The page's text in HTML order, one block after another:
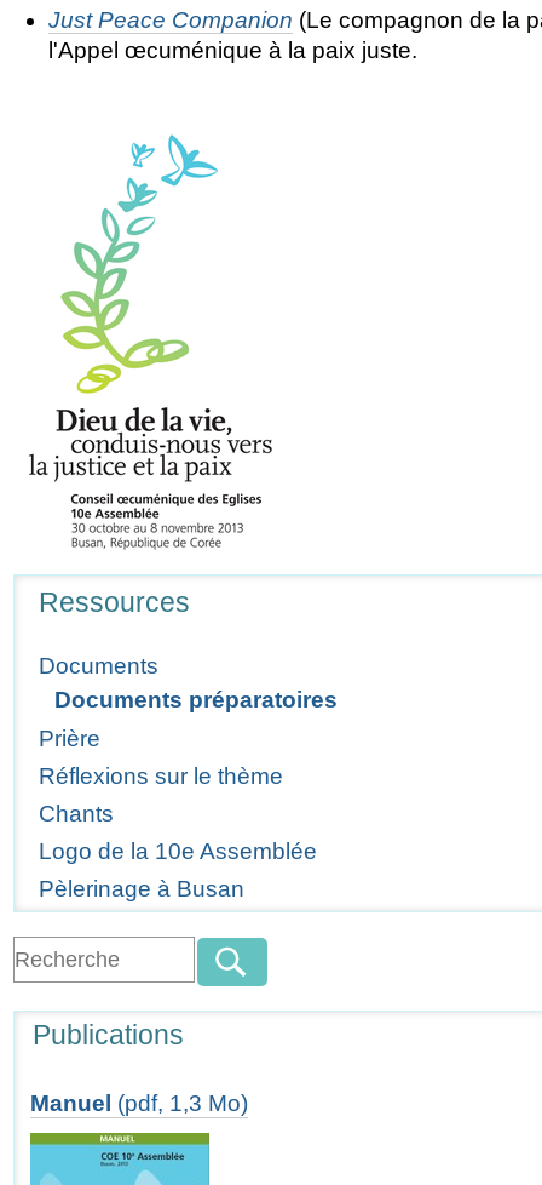
Just Peace Companion (Le compagnon de la
l'Appel œcuménique à la paix juste.
Ressources
Documents
Documents préparatoires
Prière
Réflexions sur le thème
Chants
Logo de la 10e Assemblée
Pèlerinage à Busan
Publications
Manuel (pdf, 1,3 Mo)